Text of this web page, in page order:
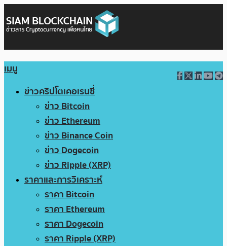
เมนู
ข่าวคริปโตเคอเรนซี่
ข่าว Bitcoin
ข่าว Ethereum
ข่าว Binance Coin
ข่าว Dogecoin
ข่าว Ripple (XRP)
ราคาและการวิเคราะห์
ราคา Bitcoin
ราคา Ethereum
ราคา Dogecoin
ราคา Ripple (XRP)